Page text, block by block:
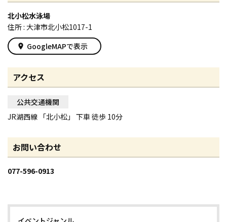
北小松水泳場
住所 : 大津市北小松1017-1
place GoogleMAPで表示
アクセス
公共交通機関
JR湖西線 「北小松」 下車 徒歩 10分
お問い合わせ
077-596-0913